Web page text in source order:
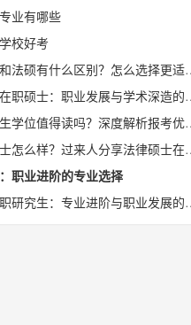
业有哪些
校好考
硕有什么区别？怎么选择更适合自己？
硕士：职业发展与学术深造的优质选择
值得读吗？深度解析报考优势与发展方向
样？过来人分享法律硕士在职研的真实体验
职业进阶的专业选择
究生：专业进阶与职业发展的新机遇